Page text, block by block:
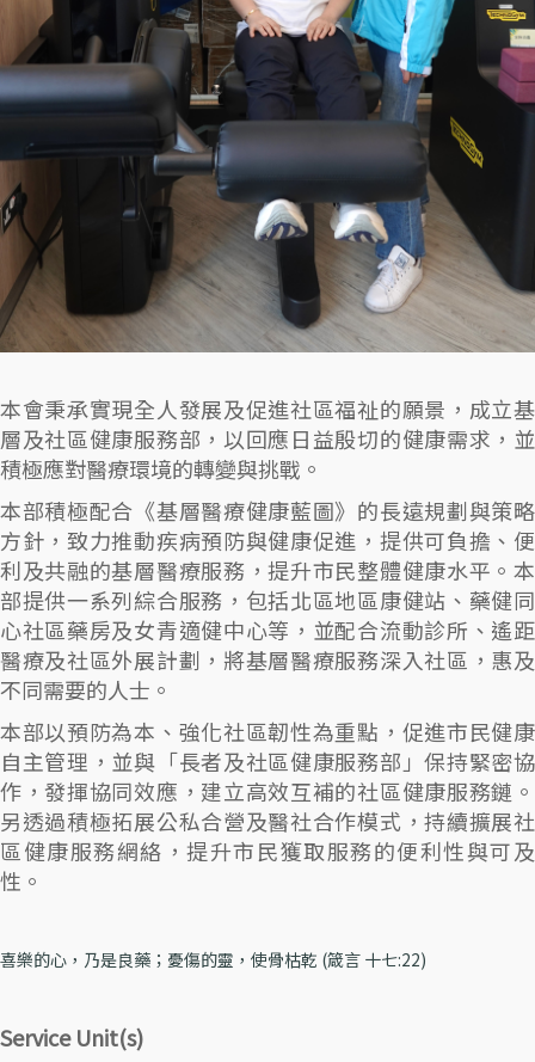
本會秉承實現全人發展及促進社區福祉的願景，成立基
層及社區健康服務部，以回應日益殷切的健康需求，並
積極應對醫療環境的轉變與挑戰。
本部積極配合《基層醫療健康藍圖》的長遠規劃與策略
方針，致力推動疾病預防與健康促進，提供可負擔、便
利及共融的基層醫療服務，提升市民整體健康水平。本
部提供一系列綜合服務，包括北區地區康健站、藥健同
心社區藥房及女青適健中心等，並配合流動診所、遙距
醫療及社區外展計劃，將基層醫療服務深入社區，惠及
不同需要的人士。
本部以預防為本、強化社區韌性為重點，促進市民健康
自主管理，並與「長者及社區健康服務部」保持緊密協
作，發揮協同效應，建立高效互補的社區健康服務鏈。
另透過積極拓展公私合營及醫社合作模式，持續擴展社
區健康服務網絡，提升市民獲取服務的便利性與可及
性。
喜樂的心，乃是良藥；憂傷的靈，使骨枯乾 (箴言 十七:22)
Service Unit(s)